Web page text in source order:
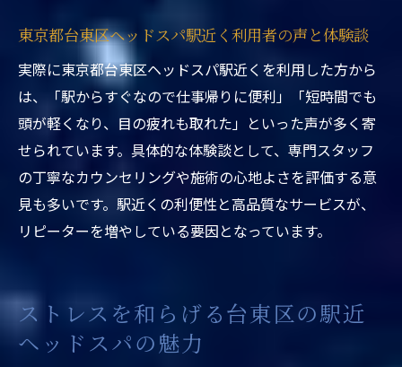
ヘッドスパ東京のリラックスメニュー紹介
東京都台東区ヘッドスパ駅近くの満足度が
高い理由
台東区で注目されるヘッドスパのリラクゼーシ
ョン効果
東京都台東区ヘッドスパ駅近くのリラクゼ
ーション効果
上野ヘッドスパ裏メニューの魅力を探る
駅近ヘッドスパがもたらす疲労回復の秘密
ヘッドスパ東京の施術内容とその特徴
東京都台東区ヘッドスパ駅近く利用者の声と体験談
実際に東京都台東区ヘッドスパ駅近くを利用した方から
は、「駅からすぐなので仕事帰りに便利」「短時間でも
頭が軽くなり、目の疲れも取れた」といった声が多く寄
せられています。具体的な体験談として、専門スタッフ
の丁寧なカウンセリングや施術の心地よさを評価する意
見も多いです。駅近くの利便性と高品質なサービスが、
リピーターを増やしている要因となっています。
ストレスを和らげる台東区の駅近
ヘッドスパの魅力